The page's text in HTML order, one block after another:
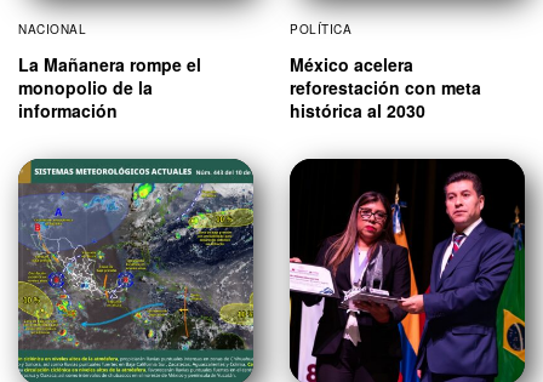
NACIONAL
La Mañanera rompe el
monopolio de la
información
POLÍTICA
México acelera
reforestación con meta
histórica al 2030